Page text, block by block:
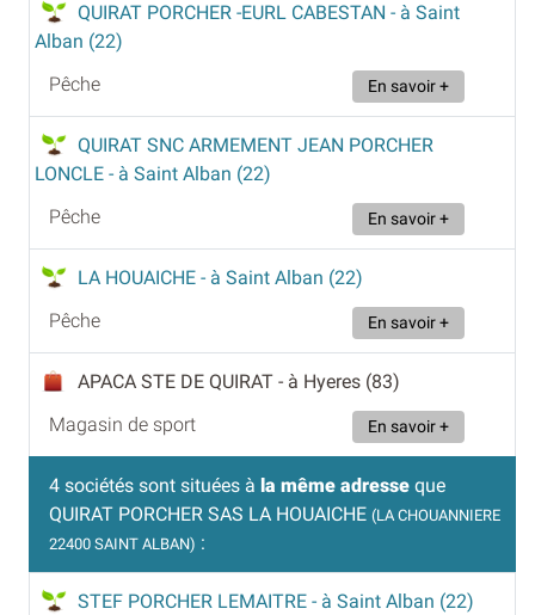
QUIRAT PORCHER -EURL CABESTAN - à Saint
Alban (22)
Pêche
En savoir +
QUIRAT SNC ARMEMENT JEAN PORCHER
LONCLE - à Saint Alban (22)
Pêche
En savoir +
LA HOUAICHE - à Saint Alban (22)
Pêche
En savoir +
APACA STE DE QUIRAT - à Hyeres (83)
Magasin de sport
En savoir +
4 sociétés sont situées à la même adresse que
QUIRAT PORCHER SAS LA HOUAICHE (LA CHOUANNIERE
22400 SAINT ALBAN) :
STEF PORCHER LEMAITRE - à Saint Alban (22)